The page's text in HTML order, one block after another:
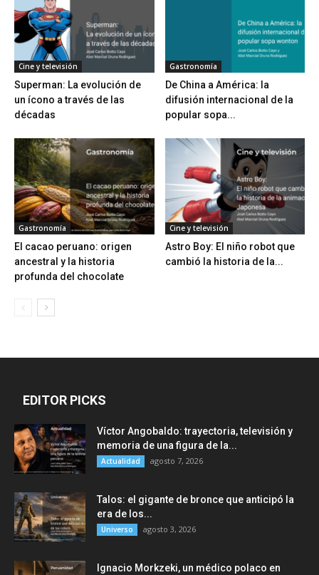
Cine y televisión
Superman: La evolución de
un ícono a través de las
décadas
Gastronomía
De China a América: la
difusión internacional de la
popular sopa...
Gastronomía
El cacao peruano: origen
ancestral y la historia
profunda del chocolate
Cine y televisión
Astro Boy: El niño robot que
cambió la historia de la...
EDITOR PICKS
Víctor Angobaldo: trayectoria, televisión y
memoria de una figura de la...
Actualidad agosto 7, 2026
Talos: el gigante de bronce que anticipó la
era de los...
Universo agosto 3, 2026
Ignacio Morkzeki, un médico polaco en